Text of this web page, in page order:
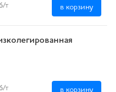
/т в корзину
/т в корзину